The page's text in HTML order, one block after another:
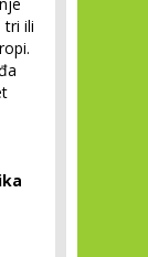
tri ili